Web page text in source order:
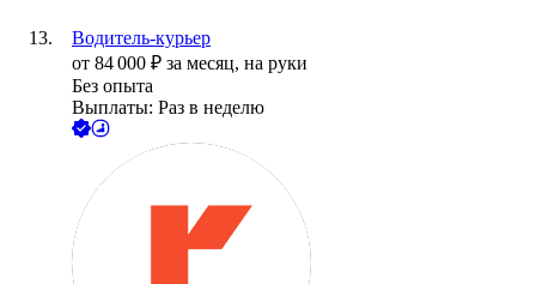
Водитель-курьер
от 84 000 ₽ за месяц, на руки
Без опыта
Выплаты: Раз в неделю